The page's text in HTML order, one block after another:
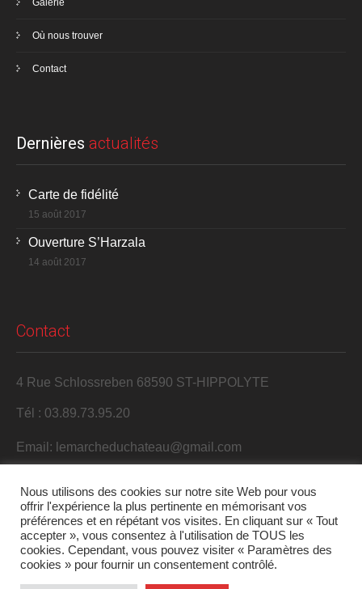
Galerie
Où nous trouver
Contact
Dernières actualités
Carte de fidélité
15 août 2017
Ouverture S’Harzala
14 août 2017
Contact
4 Rue Schlossreben 68590 ST-HIPPOLYTE
Tél : 03.89.73.95.20
Email: lemarcheduchateau@gmail.com
Nous utilisons des cookies sur notre site Web pour vous
offrir l'expérience la plus pertinente en mémorisant vos
préférences et en répétant vos visites. En cliquant sur « Tout
accepter », vous consentez à l'utilisation de TOUS les
cookies. Cependant, vous pouvez visiter « Paramètres des
cookies » pour fournir un consentement contrôlé.